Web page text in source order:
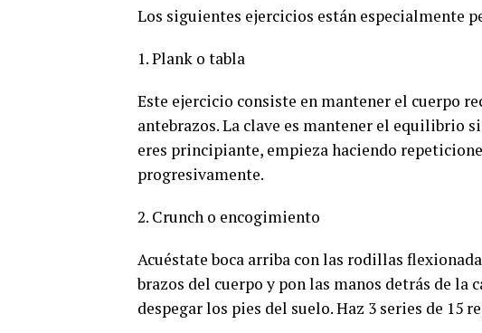
Los siguientes ejercicios están especialmente
1. Plank o tabla
Este ejercicio consiste en mantener el cuerpo
antebrazos. La clave es mantener el equilibrio
eres principiante, empieza haciendo
progresivamente.
2. Crunch o encogimiento
Acuéstate boca arriba con las rodillas
brazos del cuerpo y pon las manos detrás de la
despegar los pies del suelo. Haz 3 series de 15